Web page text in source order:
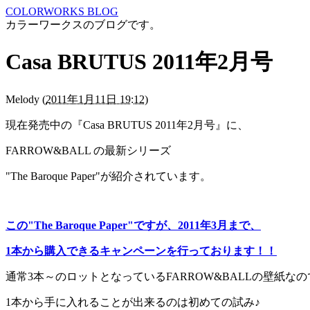
COLORWORKS BLOG
カラーワークスのブログです。
Casa BRUTUS 2011年2月号
Melody (2011年1月11日 19:12)
現在発売中の『Casa BRUTUS 2011年2月号』に、
FARROW&BALL の最新シリーズ
"The Baroque Paper"が紹介されています。
この"The Baroque Paper"ですが、2011年3月まで、
1本から購入できるキャンペーンを行っております！！
通常3本～のロットとなっているFARROW&BALLの壁紙なの
1本から手に入れることが出来るのは初めての試み♪